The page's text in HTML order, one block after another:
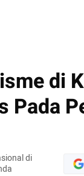
di
Pada
di